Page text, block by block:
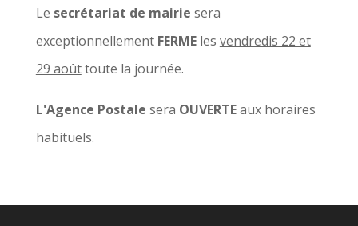
Le secrétariat de mairie sera
exceptionnellementFERME les vendredis 22 et
29 aoûttoute la journée.
L'Agence Postale sera OUVERTEaux horaires
habituels.